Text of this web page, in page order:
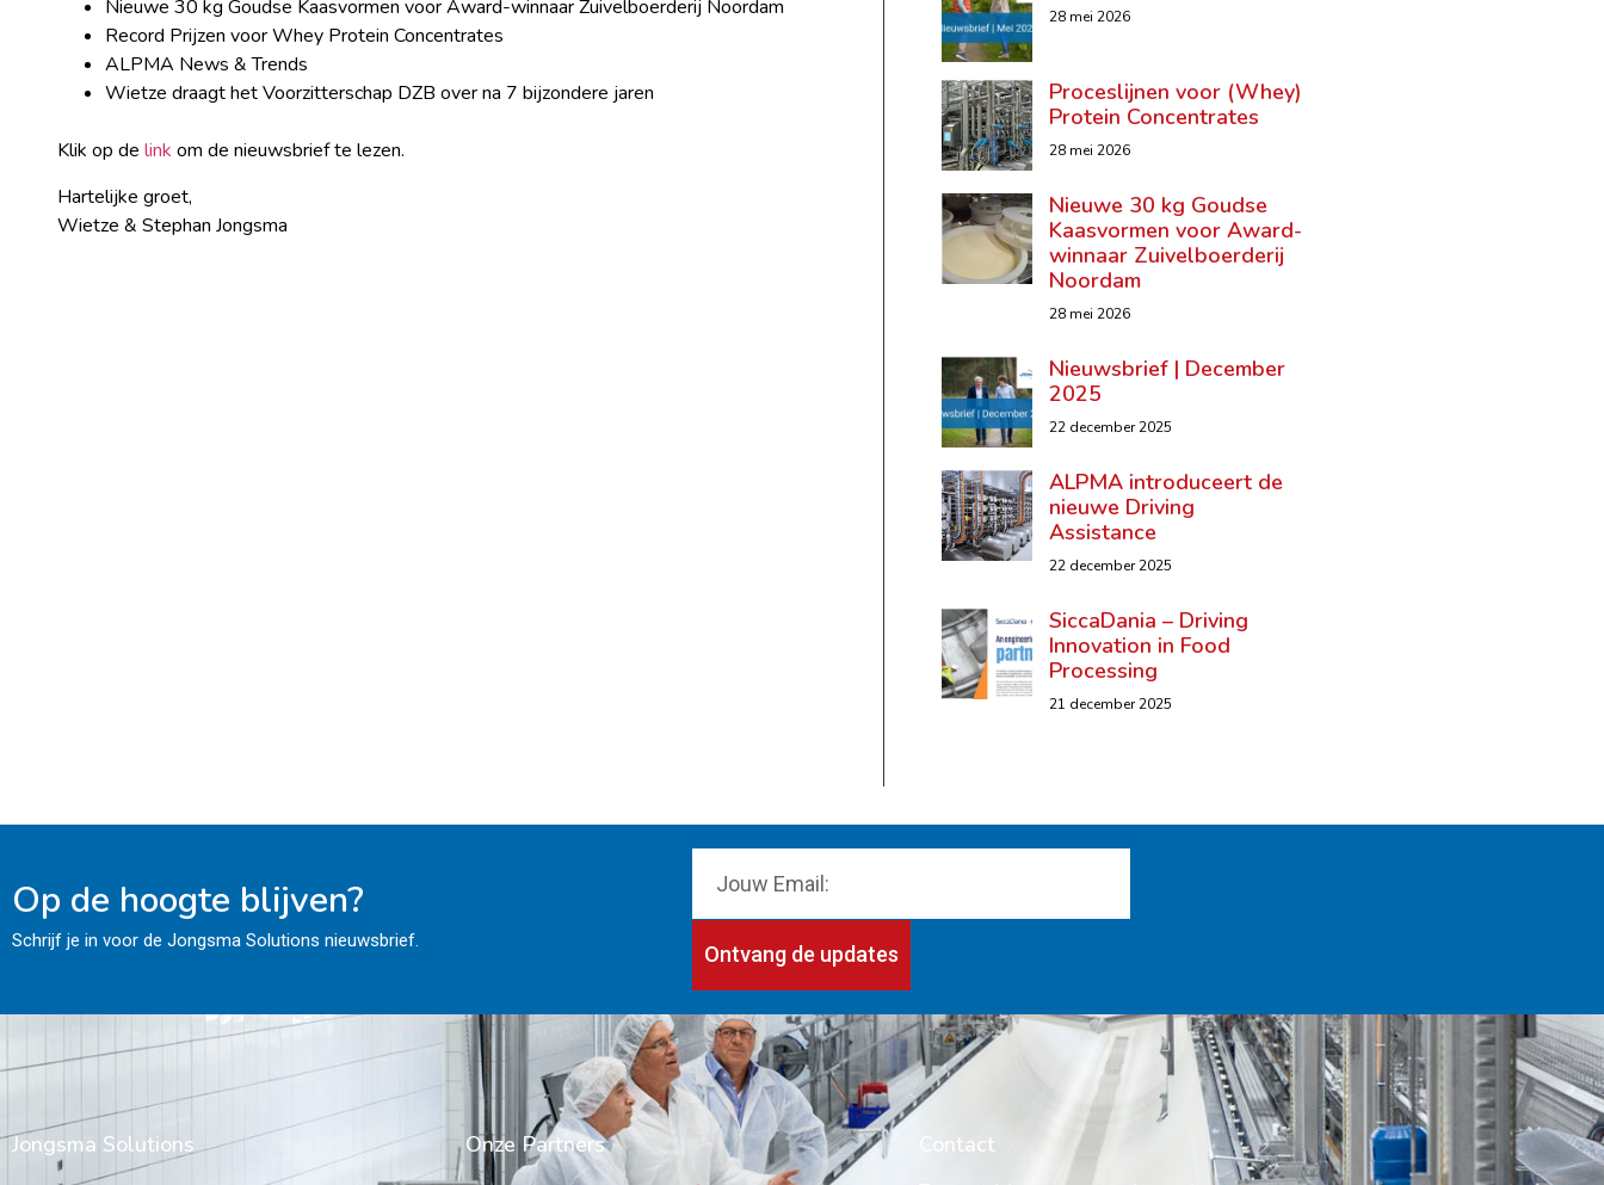
Nieuwe 30 kg Goudse Kaasvormen voor Award-winnaar Zuivelboerderij Noordam
Record Prijzen voor Whey Protein Concentrates
ALPMA News & Trends
Wietze draagt het Voorzitterschap DZB over na 7 bijzondere jaren
Klik op de link om de nieuwsbrief te lezen.
Hartelijke groet,
Wietze & Stephan Jongsma
28 mei 2026
Proceslijnen voor (Whey)
Protein Concentrates
28 mei 2026
Nieuwe 30 kg Goudse
Kaasvormen voor Award-
winnaar Zuivelboerderij
Noordam
28 mei 2026
Nieuwsbrief | December
2025
22 december 2025
ALPMA introduceert de
nieuwe Driving
Assistance
22 december 2025
SiccaDania – Driving
Innovation in Food
Processing
21 december 2025
Op de hoogte blijven?
Schrijf je in voor de Jongsma Solutions nieuwsbrief.
Ontvang de updates
Jongsma Solutions Onze Partners Contact